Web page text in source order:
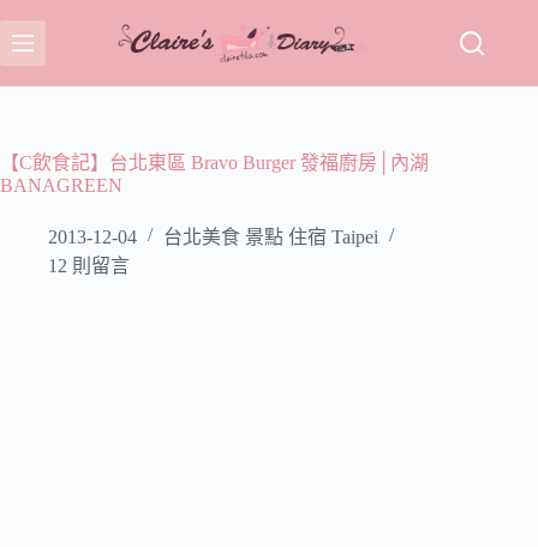
至
主
容【C飲食記】台北東區 Bravo Burger 發福廚房│內湖
BANAGREEN
2013-12-04
台北美食 景點 住宿 Taipei
12 則留言